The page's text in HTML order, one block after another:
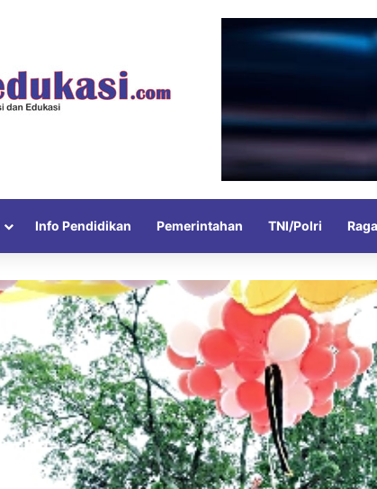
Info Pendidikan Pemerintahan TNI/Polri